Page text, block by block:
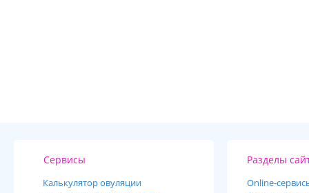
Сервисы
Калькулятор овуляции
Разделы
Online-